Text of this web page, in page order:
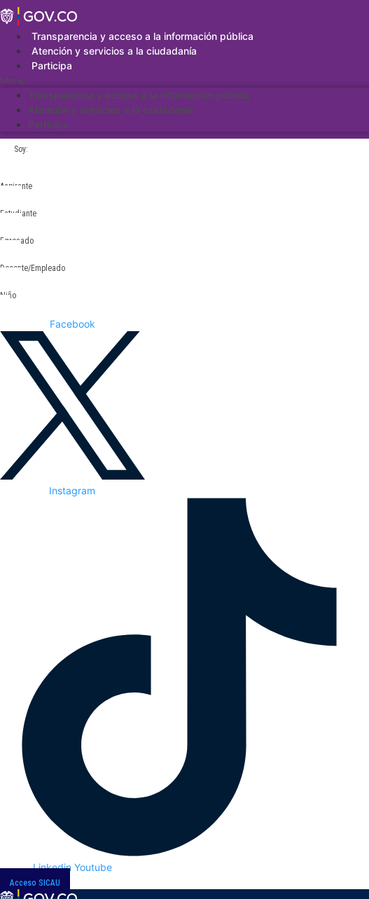
Saltar
al
contenidoTransparencia y acceso a la información pública
Atención y servicios a la ciudadanía
Participa
Menu
Transparencia y acceso a la información pública
Atención y servicios a la ciudadanía
Participa
Soy:
Aspirante
Estudiante
Egresado
Docente/Empleado
Niño
Facebook
Instagram
Linkedin Youtube
Acceso SICAU